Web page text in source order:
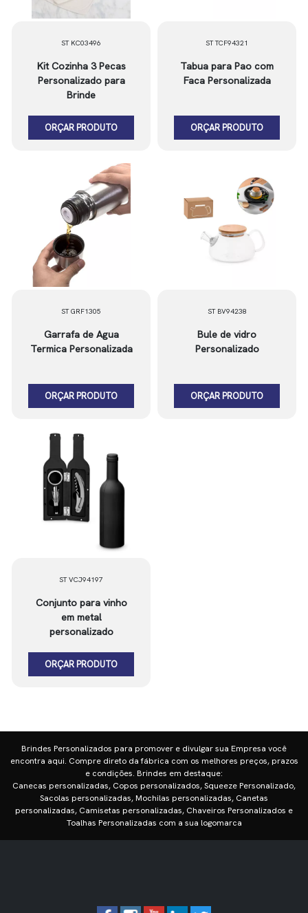
ST KC03496
Kit Cozinha 3 Pecas
Personalizado para
Brinde
ORÇAR PRODUTO
ST TCF94321
Tabua para Pao com
Faca Personalizada
ORÇAR PRODUTO
ST GRF1305
Garrafa de Agua
Termica Personalizada
ORÇAR PRODUTO
ST BV94238
Bule de vidro
Personalizado
ORÇAR PRODUTO
ST VCJ94197
Conjunto para vinho
em metal
personalizado
ORÇAR PRODUTO
Brindes Personalizados para promover e divulgar sua Empresa você
encontra aqui. Compre direto da fábrica com os melhores preços, prazos
e condições. Brindes em destaque:
Canecas personalizadas, Copos personalizados, Squeeze Personalizado,
Sacolas personalizadas, Mochilas personalizadas, Canetas
personalizadas, Camisetas personalizadas, Chaveiros Personalizados e
Toalhas Personalizadas com a sua logomarca